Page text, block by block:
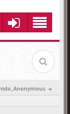
Anonymous